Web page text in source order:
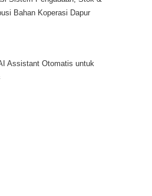
Bahan Koperasi Dapur
Assistant Otomatis untuk